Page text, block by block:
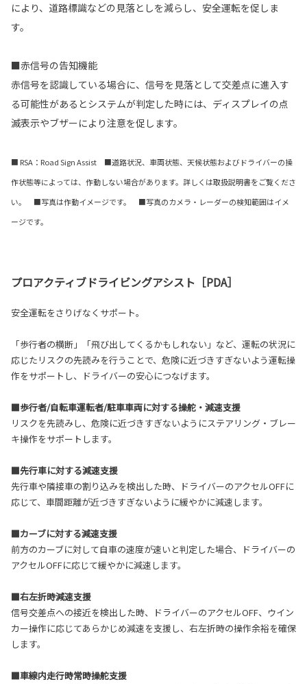
により、道路標識などの見落としを減らし、安全運転を促しま
す。
■赤信号の告知機能
赤信号を認識している場合に、信号を見落として交差点に進入す
る可能性があるとシステムが判定した時には、ディスプレイの点
滅表示やブザーにより注意を促します。
■ RSA：Road Sign Assist ■道路状況、車両状態、天候状態およびドライバーの操
作状態等によっては、作動しない場合があります。詳しくは取扱説明書をご覧くださ
い。 ■写真は作動イメージです。 ■写真のカメラ・レーダーの検知範囲はイメ
ージです。
プロアクティブドライビングアシスト［PDA］
安全運転をさりげなくサポート。
「歩行者の横断」「飛び出してくるかもしれない」など、運転の状況に
応じたリスクの先読みを行うことで、危険に近づきすぎないよう運転操
作をサポートし、ドライバーの安心につなげます。
■歩行者/自転車運転者/駐車車両に対する操舵・減速支援
リスクを先読みし、危険に近づきすぎないようにステアリング・ブレー
キ操作をサポートします。
■先行車に対する減速支援
先行車や隣接車の割り込みを検出した時、ドライバーのアクセルOFFに
応じて、車間距離が近づきすぎないように緩やかに減速します。
■カーブに対する減速支援
前方のカーブに対して自車の速度が速いと判定した場合、ドライバーの
アクセルOFFに応じて緩やかに減速します。
■右左折時減速支援
信号交差点への接近を検出した時、ドライバーのアクセルOFF、ウイン
カー操作に応じてあらかじめ減速を支援し、右左折時の操作余裕を確保
します。
■車線内走行時常時操舵支援